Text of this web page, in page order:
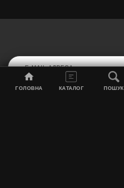
ГОЛОВНА КАТАЛОГ ПОШУК